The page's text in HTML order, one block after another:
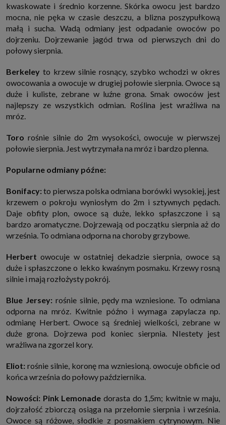
kwaskowate i średnio korzenne. Skórka owocu jest bardzo
mocna, nie pęka w czasie deszczu, a blizna poszypułkową
małą i sucha. Wadą odmiany jest odpadanie owoców po
dojrzeniu. Dojrzewanie jagód trwa od pierwszych dni do
połowy sierpnia.
Berkeley to krzew silnie rosnący, szybko wchodzi w okres
owocowania a owocuje w drugiej połowie sierpnia. Owoce są
duże i kuliste, zebrane w luźne grona. Smak owoców jest
najlepszy ze wszystkich odmian. Roślina jest wrażliwa na
mróz.
Tororośnie silnie do 2m wysokości, owocuje w pierwszej
połowie sierpnia. Jest wytrzymała na mróz i bardzo plenna.
Popularne odmiany późne:
Bonifacy:to pierwsza polska odmiana borówki wysokiej, jest
krzewem o pokroju wyniosłym do 2m i sztywnych pędach.
Daje obfity plon, owoce są duże, lekko spłaszczone i są
bardzo aromatyczne. Dojrzewają od początku sierpnia aż do
września. To odmiana odporna na choroby grzybowe.
Herbertowocuje w ostatniej dekadzie sierpnia, owoce są
duże i spłaszczone o lekko kwaśnym posmaku. Krzewy rosną
silnie i mają rozłożysty pokrój.
Blue Jersey: rośnie silnie, pędy ma wzniesione. To odmiana
odporna na mróz. Kwitnie późno i wymaga zapylacza np.
odmianę Herbert. Owoce są średniej wielkości, zebrane w
duże grona. Dojrzewa pod koniec sierpnia. NIestety jest
wrażliwa na zgorzel kory.
Eliot: rośnie silnie, koronę ma wzniesioną. owocuje obficie od
końca września do połowy października.
Nowości: Pink Lemonade dorasta do 1,5m; kwitnie w maju,
dojrzałość zbiorczą osiąga na przełomie sierpnia i września.
Owoce są różowe, słodkie z posmakiem cytrynowym. Nie